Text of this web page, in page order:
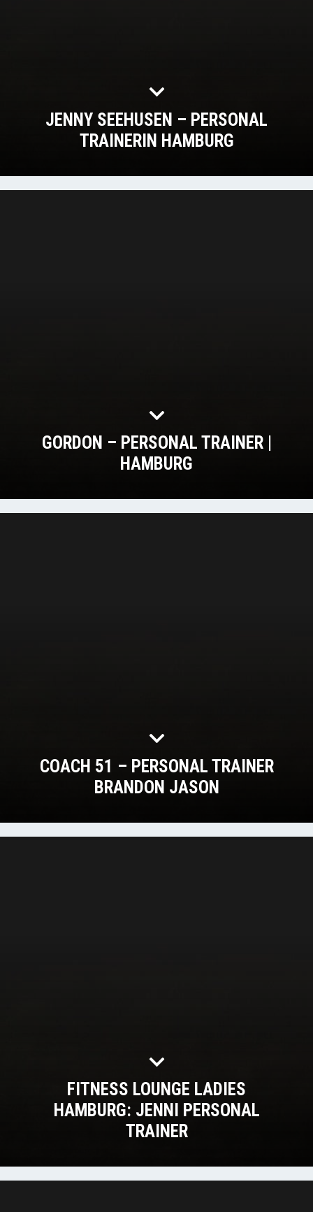
JENNY SEEHUSEN – PERSONAL
TRAINERIN HAMBURG
GORDON – PERSONAL TRAINER |
HAMBURG
COACH 51 – PERSONAL TRAINER
BRANDON JASON
FITNESS LOUNGE LADIES
HAMBURG: JENNI PERSONAL
TRAINER